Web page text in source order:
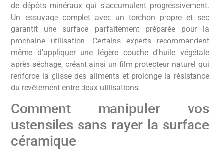
de dépôts minéraux qui s'accumulent progressivement.
Un essuyage complet avec un torchon propre et sec
garantit une surface parfaitement préparée pour la
prochaine utilisation. Certains experts recommandent
même d'appliquer une légère couche d'huile végétale
après séchage, créant ainsi un film protecteur naturel qui
renforce la glisse des aliments et prolonge la résistance
du revêtement entre deux utilisations.
Comment manipuler vos
ustensiles sans rayer la surface
céramique